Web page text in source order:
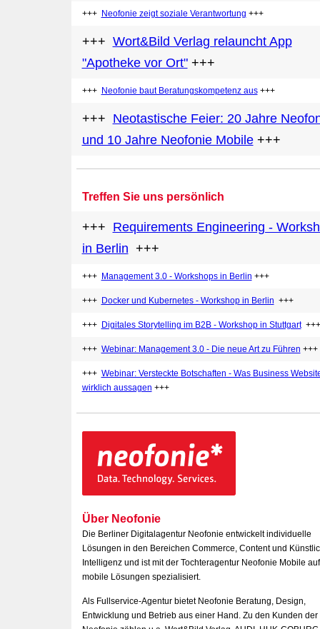
+++ Neofonie zeigt soziale Verantwortung +++
+++ Wort&Bild Verlag relauncht App
"Apotheke vor Ort"+++
+++ Neofonie baut Beratungskompetenz aus +++
+++ Neotastische Feier: 20 Jahre
und 10 Jahre Neofonie Mobile+++
Treffen Sie uns persönlich
+++ Requirements Engineering -
in Berlin +++
+++ Management 3.0 - Workshops in Berlin +++
+++ Docker und Kubernetes - Workshop in Berlin +++
+++ Digitales Storytelling im B2B - Workshop in Stuttgart+++
+++ Webinar: Management 3.0 - Die neue Art zu Führen +++
+++ Webinar: Versteckte Botschaften - Was Business
wirklich aussagen +++
Über Neofonie
Die Berliner Digitalagentur Neofonie entwickelt individuelle
Lösungen in den Bereichen Commerce, Content und
Intelligenz und ist mit der Tochteragentur Neofonie Mobile auf
mobile Lösungen spezialisiert.
Als Fullservice-Agentur bietet Neofonie Beratung, Design,
Entwicklung und Betrieb aus einer Hand. Zu den Kunden der